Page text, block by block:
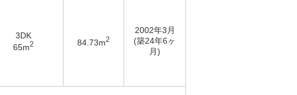
3DK
65m2 84.73m2
2002年3月
(築24年6ヶ
月)